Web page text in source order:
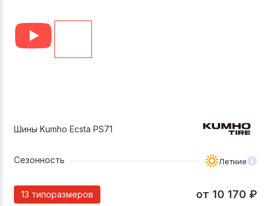
Шины Kumho Ecsta PS71
Сезонность Летние
13 типоразмеров от 10 170 ₽